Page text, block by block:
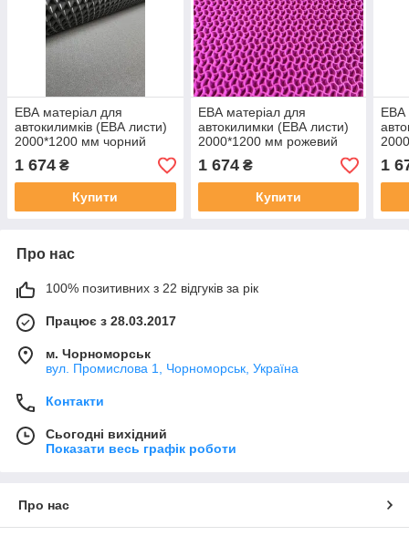
ЕВА матеріал для
автокилимків (ЕВА листи)
2000*1200 мм чорний
ромб
1 674 ₴
Купити
ЕВА матеріал для
автокилимки (ЕВА листи)
2000*1200 мм рожевий
Eva-Line КАПЛЯ
1 674₴
Купити
ЕВА
1
Про нас
100% позитивних з 22 відгуків за рік
Працює з 28.03.2017
м. Чорноморськ
вул. Промислова 1, Чорноморськ, Україна
Контакти
Сьогодні вихідний
Показати весь графік роботи
Про нас